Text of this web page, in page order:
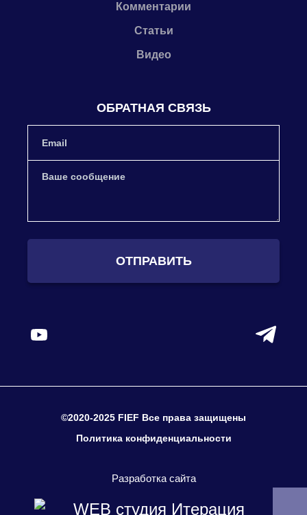
Комментарии
Статьи
Видео
ОБРАТНАЯ СВЯЗЬ
ОТПРАВИТЬ
©2020-2025 FIEF Все права защищены
Политика конфиденциальности
Разработка сайта